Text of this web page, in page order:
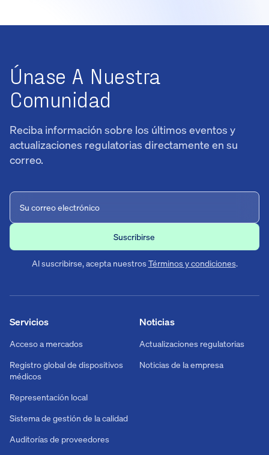
Únase A Nuestra
Comunidad
Reciba información sobre los últimos eventos y
actualizaciones regulatorias directamente en su
correo.
Al suscribirse, acepta nuestrosTérminos y condiciones.
Noticias
Actualizaciones regulatorias
Noticias de la empresa
Servicios
Acceso a mercados
Registro global de dispositivos
médicos
Representación local
Sistema de gestión de la calidad
Auditorías de proveedores